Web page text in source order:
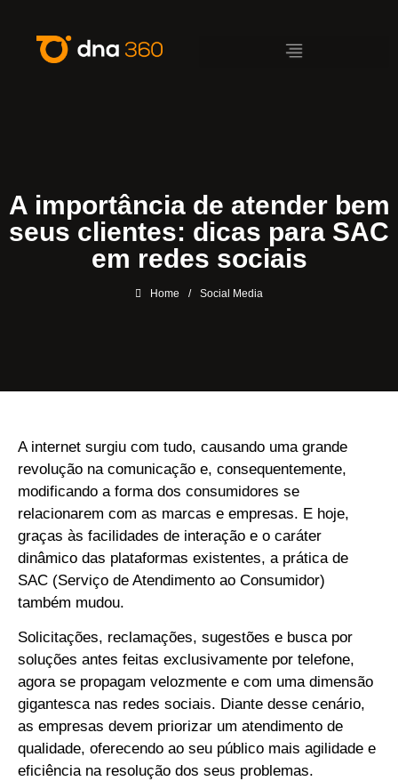
A importância de atender bem
seus clientes: dicas para SAC
em redes sociais
Home / Social Media
A internet surgiu com tudo, causando uma grande
revolução na comunicação e, consequentemente,
modificando a forma dos consumidores se
relacionarem com as marcas e empresas. E hoje,
graças às facilidades de interação e o caráter
dinâmico das plataformas existentes, a prática de
SAC (Serviço de Atendimento ao Consumidor)
também mudou.
Solicitações, reclamações, sugestões e busca por
soluções antes feitas exclusivamente por telefone,
agora se propagam velozmente e com uma dimensão
gigantesca nas redes sociais. Diante desse cenário,
as empresas devem priorizar um atendimento de
qualidade, oferecendo ao seu público mais agilidade e
eficiência na resolução dos seus problemas.